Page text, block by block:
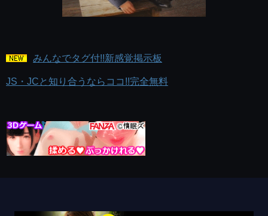
みんなでタグ付!!新感覚掲示板
JS・JCと知り合うならココ!!完全無料